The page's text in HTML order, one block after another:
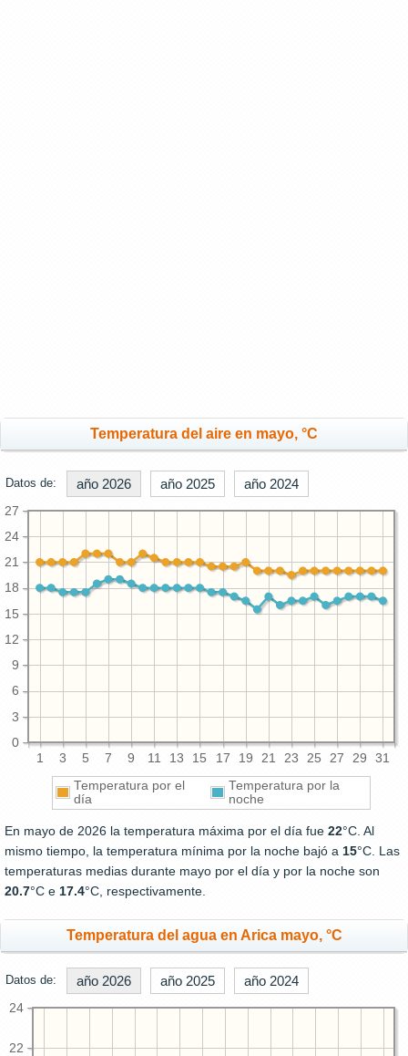
Temperatura del aire en mayo, °C
Datos de: año 2026 año 2025 año 2024
1 3 5 7 9 11 13 15 17 19 21 23 25 27 29 31
0
3
6
9
12
15
18
21
24
27
Temperatura por el
día
Temperatura por la
noche
En mayo de 2026 la temperatura máxima por el día fue 22°C. Al
mismo tiempo, la temperatura mínima por la noche bajó a 15°C. Las
temperaturas medias durante mayo por el día y por la noche son
20.7°C e 17.4°C, respectivamente.
Temperatura del agua en Arica mayo, °C
Datos de: año 2026 año 2025 año 2024
22
24